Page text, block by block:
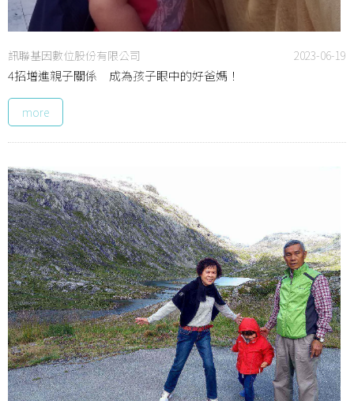
訊聯基因數位股份有限公司 2023-06-19
4招增進親子關係 成為孩子眼中的好爸媽！
more